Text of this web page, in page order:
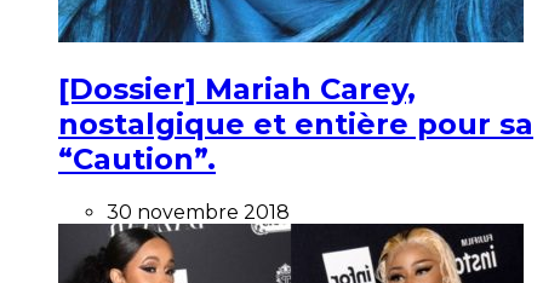
[Dossier] Mariah Carey,
nostalgique et entière pour sa
“Caution”.
30 novembre 2018